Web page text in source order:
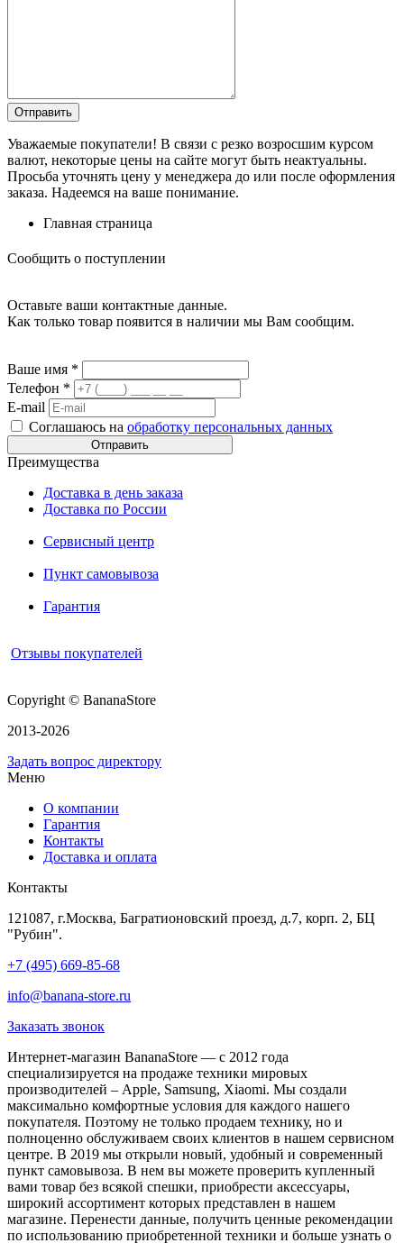
Уважаемые покупатели! В связи с резко возросшим курсом
валют, некоторые цены на сайте могут быть неактуальны.
Просьба уточнять цену у менеджера до или после оформления
заказа. Надеемся на ваше понимание.
Главная страница
Сообщить о поступлении
Оставьте ваши контактные данные.
Как только товар появится в наличии мы Вам сообщим.
Ваше имя *
Телефон *
E-mail
Соглашаюсь на обработку персональных данных
Преимущества
Доставка в день заказа
Доставка по России
Сервисный центр
Пункт самовывоза
Гарантия
Отзывы покупателей
Copyright © BananaStore
2013-2026
Задать вопрос директору
Меню
О компании
Гарантия
Контакты
Доставка и оплата
Контакты
121087, г.Москва, Багратионовский проезд, д.7, корп. 2, БЦ
"Рубин".
+7 (495) 669-85-68
info@banana-store.ru
Заказать звонок
Интернет-магазин BananaStore — с 2012 года
специализируется на продаже техники мировых
производителей – Apple, Samsung, Xiaomi. Мы создали
максимально комфортные условия для каждого нашего
покупателя. Поэтому не только продаем технику, но и
полноценно обслуживаем своих клиентов в нашем сервисном
центре. В 2019 мы открыли новый, удобный и современный
пункт самовывоза. В нем вы можете проверить купленный
вами товар без всякой спешки, приобрести аксессуары,
широкий ассортимент которых представлен в нашем
магазине. Перенести данные, получить ценные рекомендации
по использованию приобретенной техники и больше узнать о